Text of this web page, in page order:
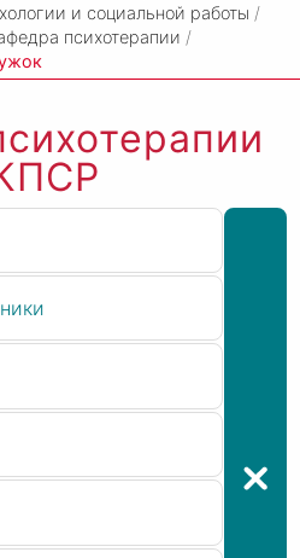
и социальной работы /
психотерапии /